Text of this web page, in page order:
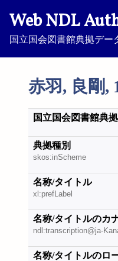
Web NDL
国立国会図書館典拠デー
赤羽, 良剛,
国立国会図書館典
典拠種別
skos:inScheme
名称/タイトル
xl:prefLabel
名称/タイトルのカ
ndl:transcription@ja-
名称/タイトルのロ